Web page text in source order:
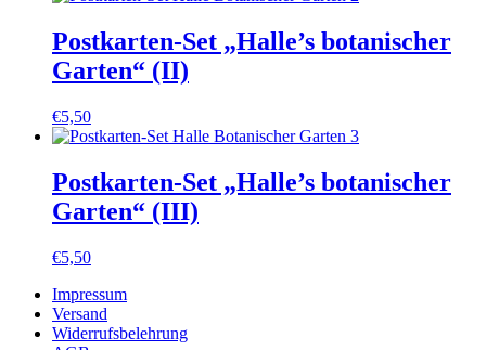
Postkarten-Set „Halle’s botanischer
Garten“ (II)
€5,50
Postkarten-Set „Halle’s botanischer
Garten“ (III)
€5,50
Impressum
Versand
Widerrufsbelehrung